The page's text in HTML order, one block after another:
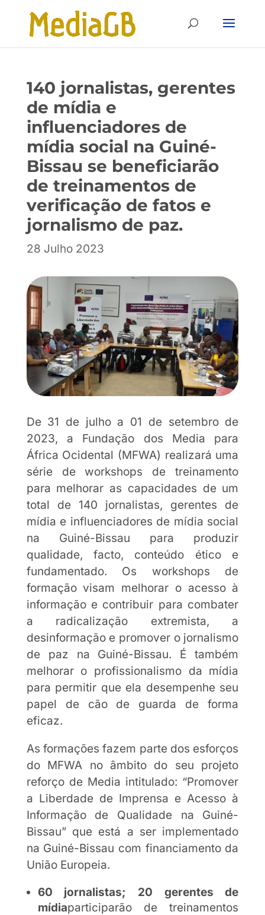
Content
navigation
140 jornalistas, gerentes
de mídia e
influenciadores de
mídia social na Guiné-
Bissau se beneficiarão
de treinamentos de
verificação de fatos e
jornalismo de paz.
28 Julho 2023
De 31 de julho a 01 de setembro de
2023, a Fundação dos Media para
África Ocidental (MFWA) realizará uma
série de workshops de treinamento
para melhorar as capacidades de um
total de 140 jornalistas, gerentes de
mídia e influenciadores de mídia social
na Guiné-Bissau para produzir
qualidade, facto, conteúdo ético e
fundamentado. Os workshops de
formação visam melhorar o acesso à
informação e contribuir para combater
a radicalização extremista, a
desinformação e promover o jornalismo
de paz na Guiné-Bissau. É também
melhorar o profissionalismo da mídia
para permitir que ela desempenhe seu
papel de cão de guarda de forma
eficaz.
As formações fazem parte dos esforços
do MFWA no âmbito do seu projeto
reforço de Media intitulado: “Promover
a Liberdade de Imprensa e Acesso à
Informação de Qualidade na Guiné-
Bissau” que está a ser implementado
na Guiné-Bissau com financiamento da
União Europeia.
60 jornalistas; 20 gerentes de
mídiaparticiparão de treinamentos